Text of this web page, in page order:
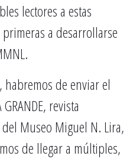
lectores a estas
a desarrollarse
de enviar el
revista
Museo Miguel N. Lira,
de llegar a múltiples,